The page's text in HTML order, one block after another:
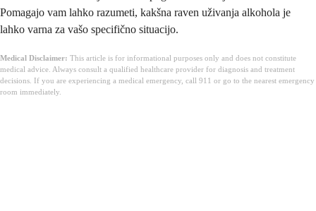
Pomagajo vam lahko razumeti, kakšna raven uživanja alkohola je
lahko varna za vašo specifično situacijo.
Medical Disclaimer: This article is for informational purposes only and does not constitute
medical advice. Always consult a qualified healthcare provider for diagnosis and treatment
decisions. If you are experiencing a medical emergency, call 911 or go to the nearest emergency
room immediately.